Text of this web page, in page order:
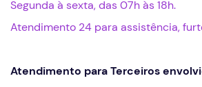
Segunda à sexta, das 07h às 18h.
Atendimento 24 para assistência,
Atendimento para Terceiros